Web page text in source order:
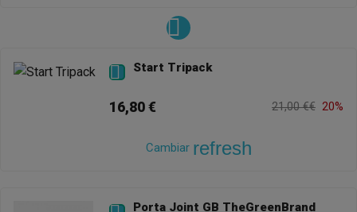
 Start Tripack
16,80 € 21,00 €€ 20%
Cambiar refresh
Porta Joint GB TheGreenBrand